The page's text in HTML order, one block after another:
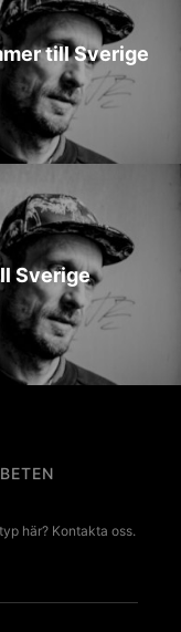
till Sverige
Sverige
här? Kontakta oss.